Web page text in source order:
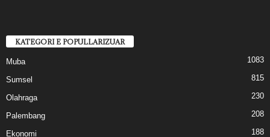
KATEGORI E POPULLARIZUAR
Muba 1083
Sumsel 815
Olahraga 230
Palembang 208
Ekonomi 188